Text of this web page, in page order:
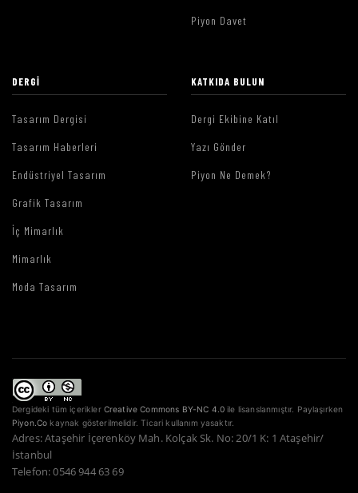
Piyon Davet
DERGI
Tasarım Dergisi
Tasarım Haberleri
Endüstriyel Tasarım
Grafik Tasarım
İç Mimarlık
Mimarlık
Moda Tasarım
KATKIDA BULUN
Dergi Ekibine Katıl
Yazı Gönder
Piyon Ne Demek?
Dergideki tüm içerikler Creative Commons BY-NC 4.0 ile lisanslanmıştır. Paylaşırken
Piyon.Co kaynak gösterilmelidir. Ticari kullanım yasaktır.
Adres: Ataşehir İçerenköy Mah. Kolçak Sk. No: 20/1 K: 1 Ataşehir/
İstanbul
Telefon: 0546 944 63 69